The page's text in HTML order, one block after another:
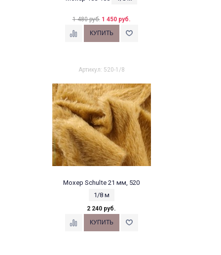
1 480 руб. 1 450 руб.
Артикул: 520-1/8
Мохер Schulte 21 мм, 520
1/8 м
2 240 руб.